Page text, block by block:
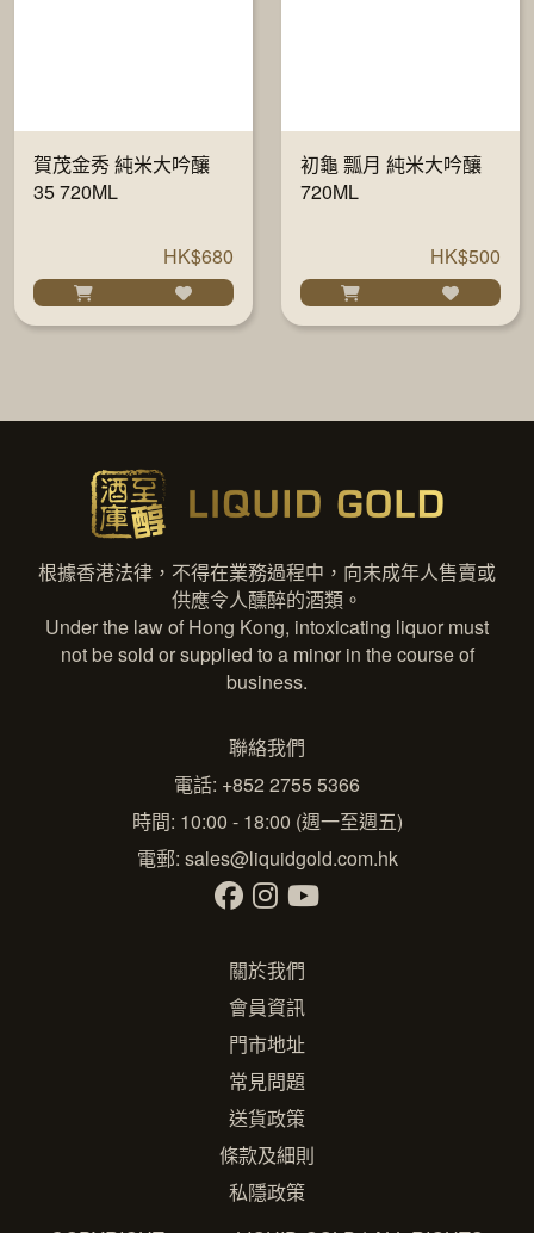
賀茂金秀 純米大吟釀
35 720ML
HK$680
初龜 瓢月 純米大吟釀
720ML
HK$500
根據香港法律，不得在業務過程中，向未成年人售賣或
供應令人醺醉的酒類。
Under the law of Hong Kong, intoxicating liquor must
not be sold or supplied to a minor in the course of
business.
聯絡我們
電話: +852 2755 5366
時間: 10:00 - 18:00 (週一至週五)
電郵: sales@liquidgold.com.hk
關於我們
會員資訊
門市地址
常見問題
送貨政策
條款及細則
私隱政策